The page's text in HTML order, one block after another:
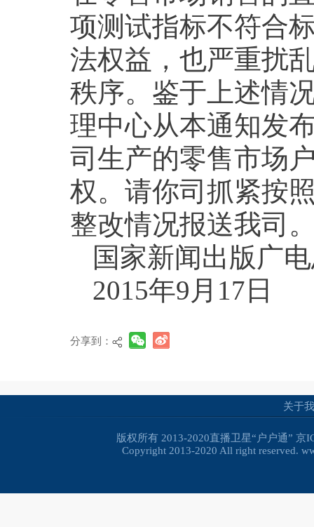
项测试指标不符合
法权益，也严重扰
秩序。鉴于上述情
理中心从本通知发
司生产的零售市场
权。请你司抓紧按
整改情况报送我司
国家新闻出版广
2015年9月17日
分享到：
关于
版权所有 2013-2020直播卫星“户户通” 京
Copyright 2013-2020 All right reserved.